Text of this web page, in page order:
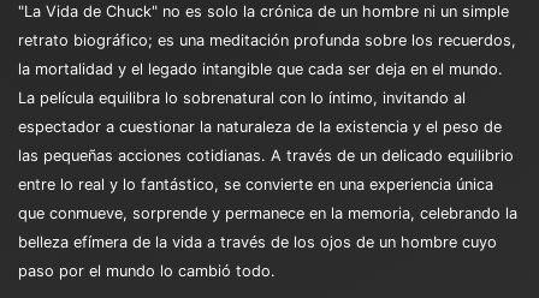
"La Vida de Chuck" no es solo la crónica de un hombre ni un simple
retrato biográfico; es una meditación profunda sobre los recuerdos,
la mortalidad y el legado intangible que cada ser deja en el mundo.
La película equilibra lo sobrenatural con lo íntimo, invitando al
espectador a cuestionar la naturaleza de la existencia y el peso de
las pequeñas acciones cotidianas. A través de un delicado equilibrio
entre lo real y lo fantástico, se convierte en una experiencia única
que conmueve, sorprende y permanece en la memoria, celebrando la
belleza efímera de la vida a través de los ojos de un hombre cuyo
paso por el mundo lo cambió todo.